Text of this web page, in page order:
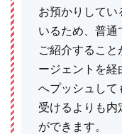
お預かりしてい
いるため、普通
ご紹介するこ
ージェントを経
へプッシュして
受けるよりも内
ができます。